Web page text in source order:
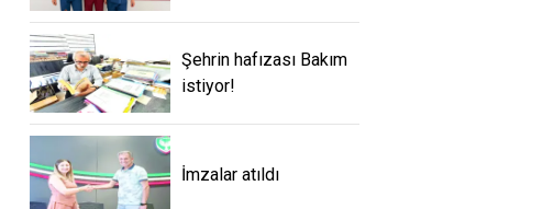
Şehrin hafızası Bakım
istiyor!
İmzalar atıldı